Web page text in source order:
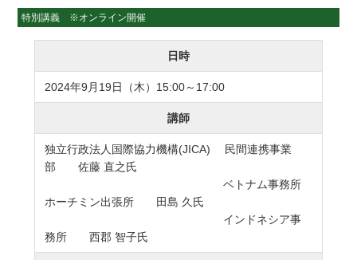
特別講義 ※オンライン開催
日時
2024年9月19日（木）15:00～17:00
講師
独立行政法人国際協力機構(JICA) 民間連携事業
部 佐藤 直之氏
ベトナム事務所
ホーチミン出張所 田島 久氏
インドネシア事
務所 西郡 智子氏